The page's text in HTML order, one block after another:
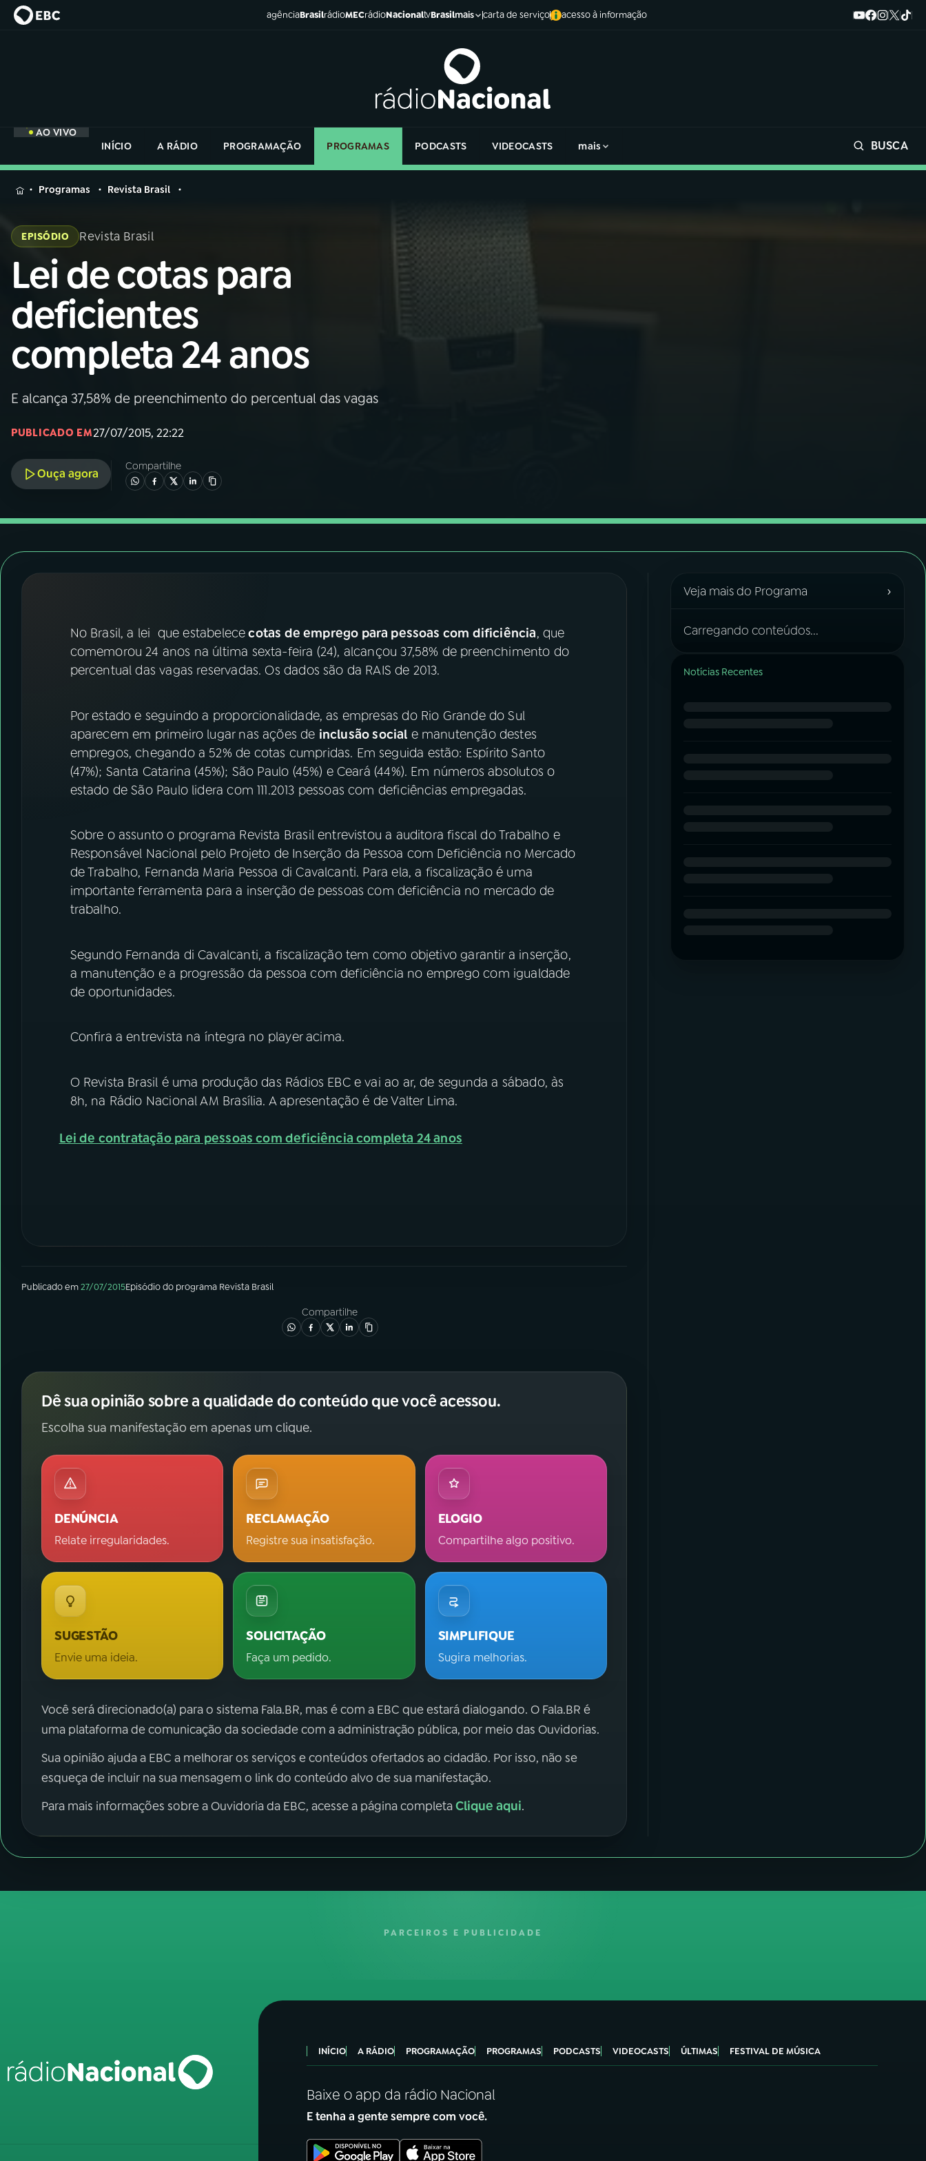
agênciaBrasilrádioMECrádioNacionaltvBrasilmais carta de serviço acesso à informação
AO VIVO
INÍCIO
A RÁDIO PROGRAMAÇÃO PROGRAMAS PODCASTS VIDEOCASTS mais BUSCA
MENU
Buscar
na
Rádio
Nacional
AO VIVO
01 INÍCIO
A RÁDIO
03PROGRAMAÇÃO
PROGRAMAS
FESTIVAL DE MÚSICA
ACOMPANHE A RÁDIO NACIONAL
YouTube Facebook
Instagram X
na
Rádio
Nacional
Programas Revista Brasil
EPISÓDIO Revista Brasil
Lei de cotas para
deficientes
completa 24 anos
E alcança 37,58% de preenchimento do percentual das vagas
PUBLICADO EM27/07/2015, 22:22
Ouça agora
Compartilhe
No Brasil, a lei que estabelececotas de emprego para pessoas com dificiência, que
comemorou 24 anos na última sexta-feira (24), alcançou 37,58% de preenchimento do
percentual das vagas reservadas. Os dados são da RAIS de 2013.
Por estado e seguindo a proporcionalidade, as empresas do Rio Grande do Sul
aparecem em primeiro lugar nas ações de inclusão social e manutenção destes
empregos, chegando a 52% de cotas cumpridas. Em seguida estão: Espírito Santo
(47%); Santa Catarina (45%); São Paulo (45%) e Ceará (44%). Em números absolutos o
estado de São Paulo lidera com 111.2013 pessoas com deficiências empregadas.
Sobre o assunto o programa Revista Brasil entrevistou a auditora fiscal do Trabalho e
Responsável Nacional pelo Projeto de Inserção da Pessoa com Deficiência no Mercado
de Trabalho, Fernanda Maria Pessoa di Cavalcanti. Para ela, a fiscalização é uma
importante ferramenta para a inserção de pessoas com deficiência no mercado de
trabalho.
Segundo Fernanda di Cavalcanti, a fiscalização tem como objetivo garantir a inserção,
a manutenção e a progressão da pessoa com deficiência no emprego com igualdade
de oportunidades.
Confira a entrevista na íntegra no player acima.
O Revista Brasil é uma produção das Rádios EBC e vai ao ar, de segunda a sábado, às
8h, na Rádio Nacional AM Brasília. A apresentação é de Valter Lima.
Lei de contratação para pessoas com deficiência completa 24 anos
Publicado em27/07/2015Episódiodo programa Revista Brasil
Compartilhe
Dê sua opinião sobre a qualidade do conteúdo que você acessou.
Escolha sua manifestação em apenas um clique.
DENÚNCIA
Relate irregularidades.
RECLAMAÇÃO
Registre sua insatisfação.
ELOGIO
Compartilhe algo positivo.
SUGESTÃO
Envie uma ideia.
SOLICITAÇÃO
Faça um pedido.
SIMPLIFIQUE
Sugira melhorias.
Você será direcionado(a) para o sistema Fala.BR, mas é com a EBC que estará dialogando. O Fala.BR é
uma plataforma de comunicação da sociedade com a administração pública, por meio das Ouvidorias.
Sua opinião ajuda a EBC a melhorar os serviços e conteúdos ofertados ao cidadão. Por isso, não se
esqueça de incluir na sua mensagem o link do conteúdo alvo de sua manifestação.
Para mais informações sobre a Ouvidoria da EBC, acesse a página completaClique aqui.
Veja mais do Programa ›
Carregando conteúdos...
Notícias Recentes
PARCEIROS E PUBLICIDADE
INÍCIO A RÁDIO PROGRAMAÇÃO PROGRAMAS PODCASTS VIDEOCASTS ÚLTIMAS FESTIVAL DE MÚSICA
Baixe o app da rádio Nacional
E tenha a gente sempre com você.